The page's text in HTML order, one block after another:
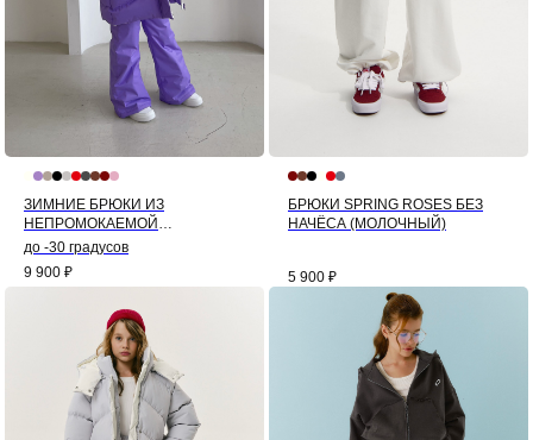
ЗИМНИЕ БРЮКИ ИЗ
НЕПРОМОКАЕМОЙ
МЕМБРАНЫ (ЛАВАНДА)
до -30 градусов
9 900 ₽
БРЮКИ SPRING ROSES БЕЗ
НАЧЁСА (МОЛОЧНЫЙ)
5 900 ₽